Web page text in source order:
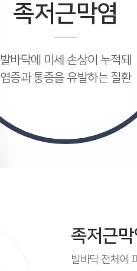
족저근막염
발바닥에 미세 손상이 누적돼
염증과 통증을 유발하는 질환
족저근
발바닥 전체에